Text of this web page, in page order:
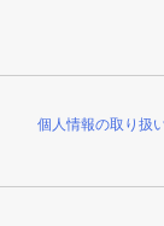
個人情報の取り扱